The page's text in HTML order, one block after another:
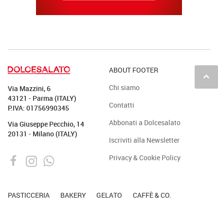
keyboard_arrow_up
Via Mazzini, 6
43121 - Parma (ITALY)
P.IVA: 01756990345
Via Giuseppe Pecchio, 14
20131 - Milano (ITALY)
ABOUT FOOTER
Chi siamo
Contatti
Abbonati a Dolcesalato
Iscriviti alla Newsletter
Privacy & Cookie Policy
PASTICCERIA BAKERY GELATO CAFFÈ & CO.